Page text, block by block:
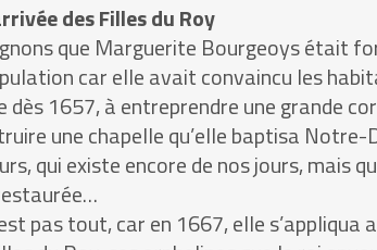
des Filles du Roy
que Marguerite Bourgeoys était
car elle avait convaincu les
dès 1657, à entreprendre une grande
une chapelle qu’elle baptisa
qui existe encore de nos jours, mais
pas tout, car en 1667, elle s’appliqua